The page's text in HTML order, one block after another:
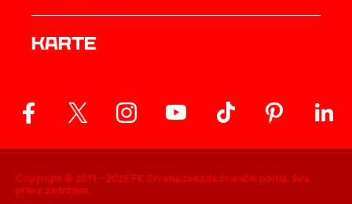
Karte
Copyright © 2011 - 2026 FK Crvena zvezda zvanični portal. Sva
prava zadržana.